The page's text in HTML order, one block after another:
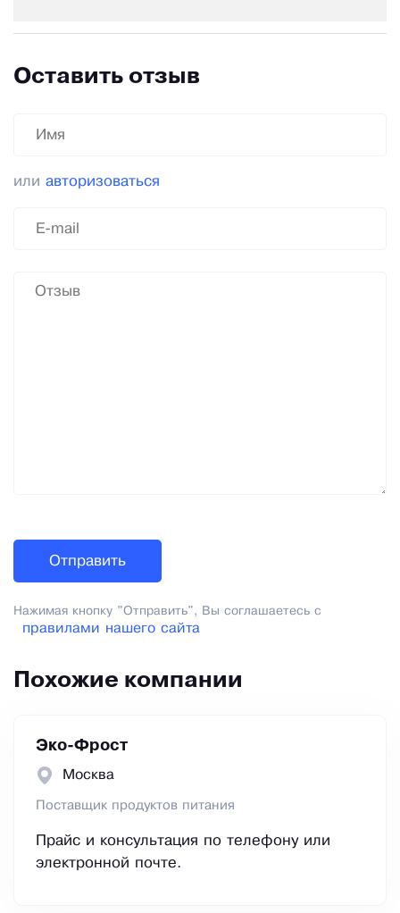
Оставить отзыв
или авторизоваться
Нажимая кнопку "Отправить", Вы соглашаетесь с
правилами нашего сайта
Похожие компании
Эко-Фрост
Москва
Поставщик продуктов питания
Прайс и консультация по телефону или
электронной почте.